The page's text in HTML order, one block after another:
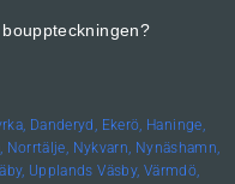
Danderyd, Ekerö, Haninge,
Norrtälje, Nykvarn, Nynäshamn,
Upplands Väsby, Värmdö,